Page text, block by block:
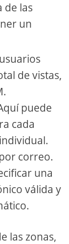
de las
un
de vistas,
puede
cada
correo.
una
válida y
las zonas,